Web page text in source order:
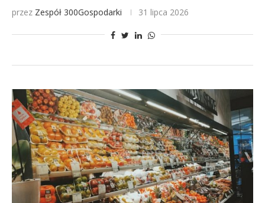
przez Zespół 300Gospodarki 31 lipca 2026